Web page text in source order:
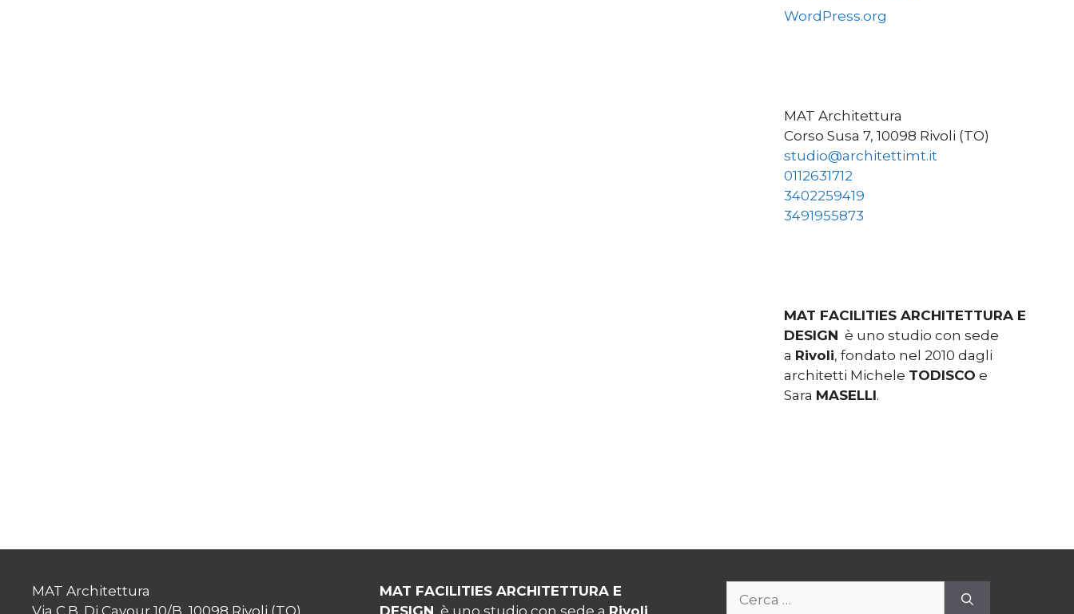
WordPress.org
MAT Architettura
Corso Susa 7, 10098 Rivoli (TO)
studio@architettimt.it
0112631712
3402259419
3491955873
MAT FACILITIES ARCHITETTURA E
DESIGN è uno studio con sede
a Rivoli, fondato nel 2010 dagli
architetti Michele TODISCO e
Sara MASELLI.
MAT Architettura
Via C.B. Di Cavour 10/B, 10098 Rivoli (TO)
MAT FACILITIES ARCHITETTURA E
DESIGN è uno studio con sede a Rivoli
per: